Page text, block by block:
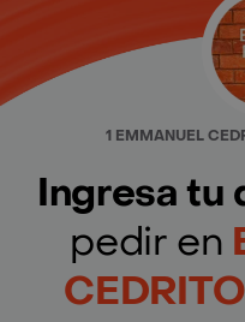
1 EMMANUEL
Ingresa tu
pedir en